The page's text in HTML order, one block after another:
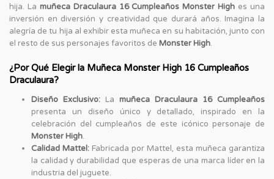
hija. La muñeca Draculaura 16 Cumpleaños Monster High es una
inversión en diversión y creatividad que durará años. Imagina la
alegría de tu hija al exhibir esta muñeca en su habitación, junto con
el resto de sus personajes favoritos de Monster High.
¿Por Qué Elegir la Muñeca Monster High 16 Cumpleaños
Draculaura?
Diseño Exclusivo: La muñeca Draculaura 16 Cumpleaños
presenta un diseño único y detallado, inspirado en la
celebración del cumpleaños de este icónico personaje de
Monster High.
Calidad Mattel: Fabricada por Mattel, esta muñeca garantiza
la calidad y durabilidad que esperas de una marca líder en la
industria del juguete.